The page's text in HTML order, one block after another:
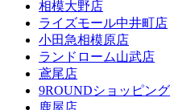
相模大野店
ライズモール中井町店
小田急相模原店
ランドローム山武店
鳶尾店
9ROUNDショッピン